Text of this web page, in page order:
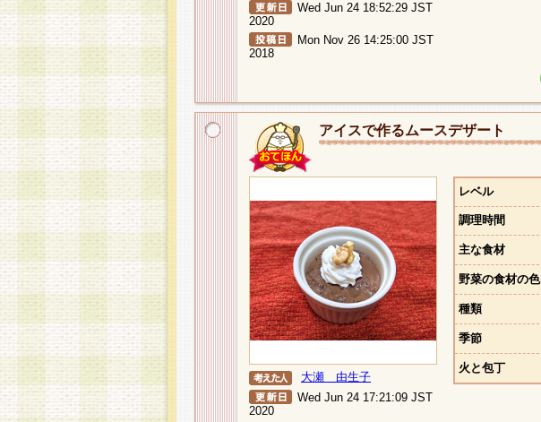
Wed Jun 24 18:52:29 JST
2020
Mon Nov 26 14:25:00 JST
2018
アイスで作るムースデザート
大瀬 由生子
Wed Jun 24 17:21:09 JST
2020
レベル
調理時間
主な食材
野菜の食材の色
種類
季節
火と包丁